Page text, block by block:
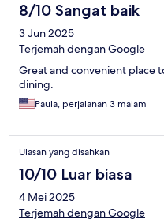
8/10 Sangat baik
3 Jun 2025
Terjemah dengan Google
Great and convenient place
dining.
Paula, perjalanan 3 malam
Ulasan yang disahkan
10/10 Luar biasa
4 Mei 2025
Terjemah dengan Google